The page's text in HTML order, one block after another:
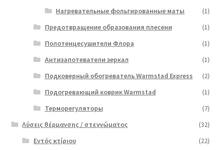
Нагревательные фольгированные маты
(1)
Предотвращение образования плесени
(1)
Полотенцесушители Флора
(1)
Антизапотеватели зеркал
(1)
Подковерный обогреватель Warmstad Express
(2)
Подогревающий коврик Warmstad
(1)
Терморегуляторы
(7)
Λύσεις θέρμανσης / στεγνώματος
(32)
Εντός κτίριου
(22)